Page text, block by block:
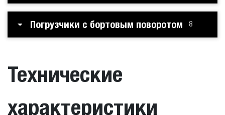
Погрузчики с бортовым поворотом 8
Технические
характеристики